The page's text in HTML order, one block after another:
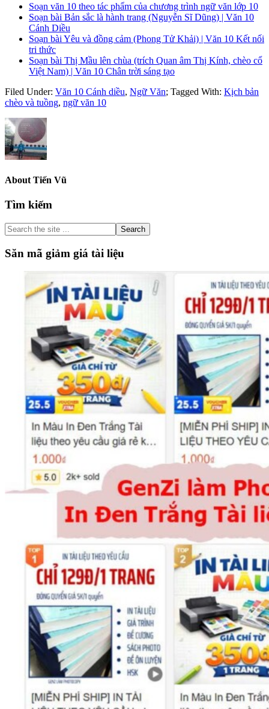
Soạn văn 10 theo tác phẩm của chương trình ngữ văn lớp 10
Soạn bài Bản sắc là hành trang (Nguyễn Sĩ Dũng) | Văn 10
Cánh Diều
Soạn bài Yêu và đồng cảm (Phong Tử Khải) | Văn 10 Kết nối
tri thức
Soạn bài Thị Mầu lên chùa (trích Quan âm Thị Kính, chèo cổ
Việt Nam) | Văn 10 Chân trời sáng tạo
Filed Under: Văn 10 Cánh diều, Ngữ Văn; Tagged With: Kịch bản
chèo và tuồng, ngữ văn 10
About Tiến Vũ
Primary
Sidebar
Tìm kiếm
Search
the
site
...
Săn mã giảm giá tài liệu